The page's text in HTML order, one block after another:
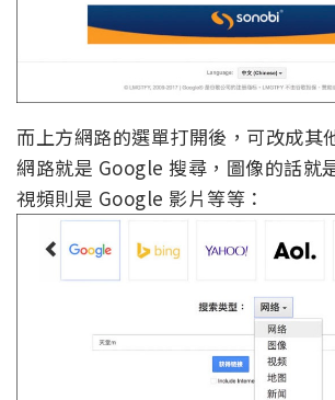
而上方網路的選單打開後，可改成其
網路就是 Google 搜尋，圖像的話就
視頻則是 Google 影片等等：